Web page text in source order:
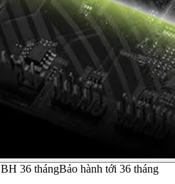
BH 36 thángBảo hành tới 36 tháng